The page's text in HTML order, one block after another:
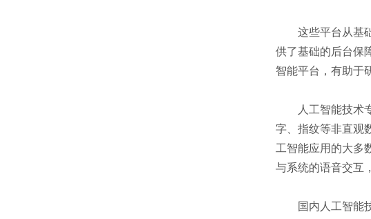
这些平台从基础
供了基础的后台保
智能平台，有助于
人工智能技术专
字、指纹等非直观
工智能应用的大多
与系统的语音交互
国内人工智能技